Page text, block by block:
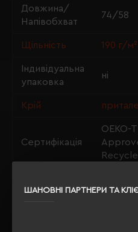
ШАНОВНІ ПАРТНЕРИ ТА
Довжина/
Напівобхват
74/58
Щільність 190 г/м²
Індивідуальна
упаковка
ні
Крій
Сертифікація
OEKO-